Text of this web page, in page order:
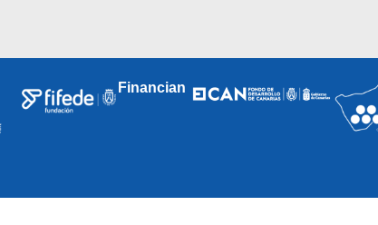
Financian